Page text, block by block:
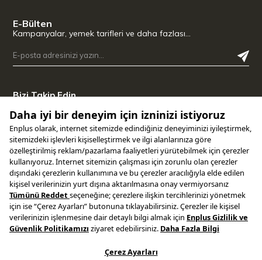
E-Bülten
Kampanyalar, yemek tarifleri ve daha fazlası…
Bizi Takip Edin
Uygulamamızı İndirin
Copyright © 2025 ENPLUS | Tüm hakları saklıdır.